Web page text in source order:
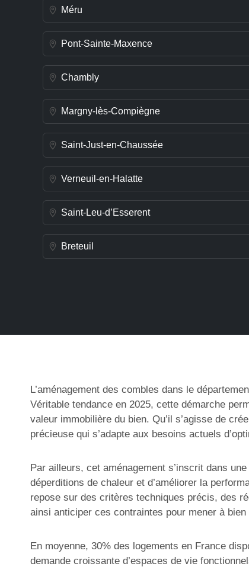
Méru
Pont-Sainte-Maxence
Chambly
Margny-lès-Compiègne
Saint-Just-en-Chaussée
Verneuil-en-Halatte
Saint-Leu-d’Esserent
Breteuil
L’aménagement des combles dans le
Véritable tendance en 2025, cette démarche
valeur immobilière du bien. Qu’il s’agisse de
précieuse qui s’adapte aux besoins actuels
Par ailleurs, cet aménagement s’inscrit dans
déperditions de chaleur et d’améliorer la
repose sur des critères techniques précis, des
ainsi anticiper ces contraintes pour mener à
En moyenne, 30% des logements en France
demande croissante d’espaces de vie